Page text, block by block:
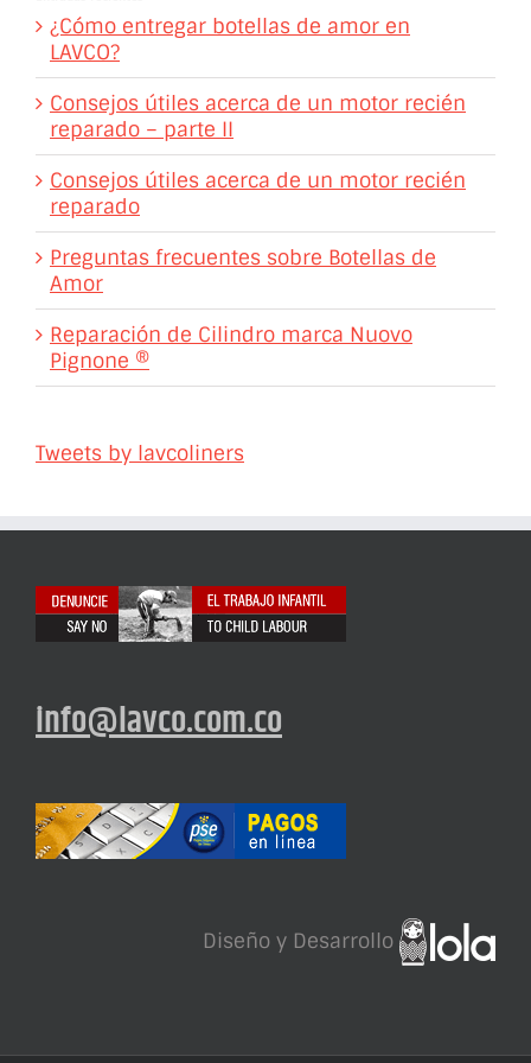
¿Cómo entregar botellas de amor en
LAVCO?
Consejos útiles acerca de un motor recién
reparado – parte II
Consejos útiles acerca de un motor recién
reparado
Preguntas frecuentes sobre Botellas de
Amor
Reparación de Cilindro marca Nuovo
Pignone ®
Tweets by lavcoliners
info@lavco.com.co
Diseño y Desarrollo